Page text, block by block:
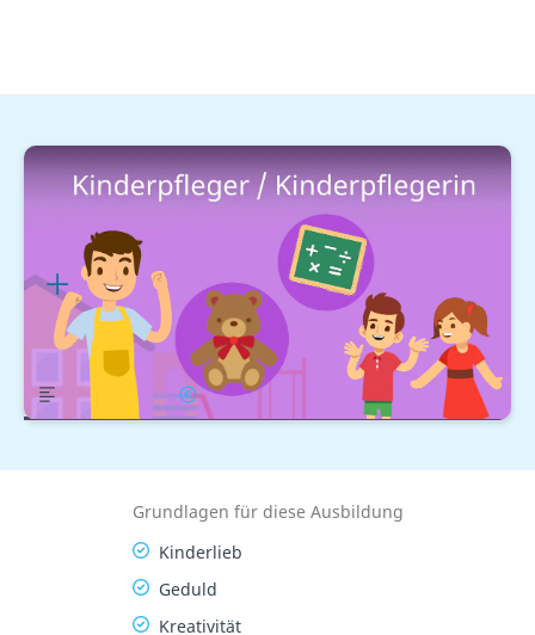
Soziale Berufe Arbeit mit (Klein-)Kindern
Kinderpfleger / Kinderpflegerin
Ausbildung
Lernplan
Übersicht Gehalt
Grundlagen für diese Ausbildung
Kinderlieb
Geduld
Kreativität